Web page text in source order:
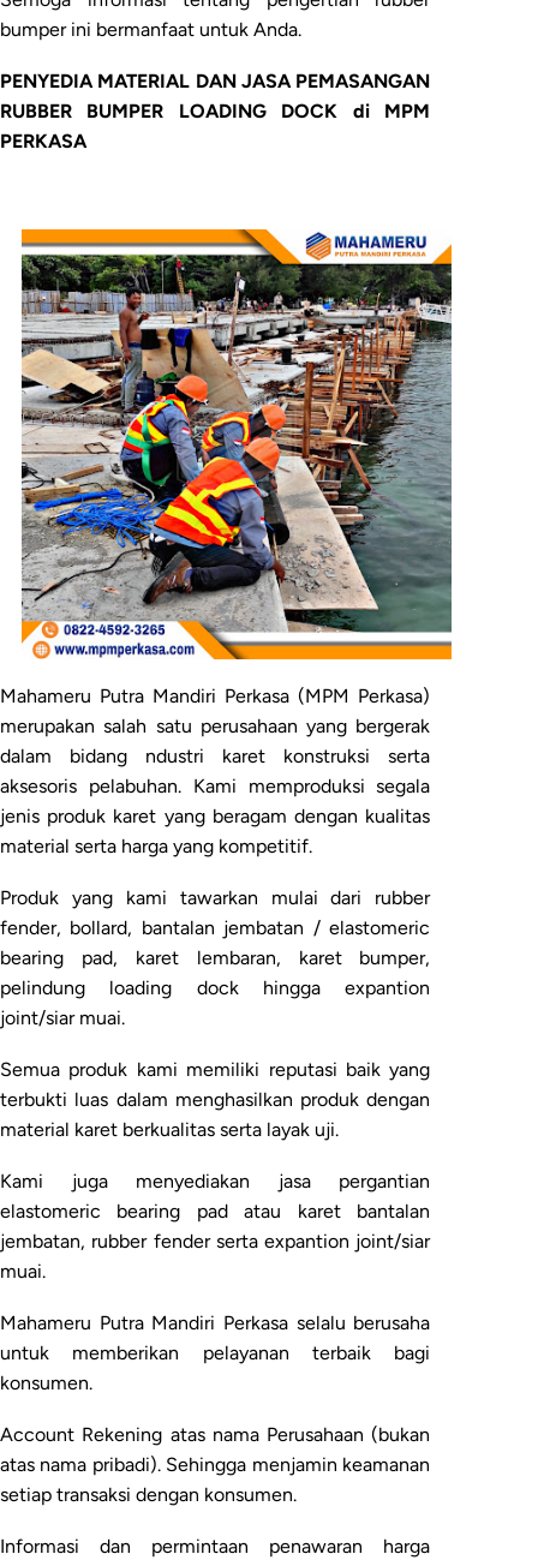
bumper ini bermanfaat untuk Anda.
PENYEDIA MATERIAL DAN JASA PEMASANGAN
RUBBER BUMPER LOADING DOCK di MPM
PERKASA
Mahameru Putra Mandiri Perkasa (MPM Perkasa)
merupakan salah satu perusahaan yang bergerak
dalam bidang ndustri karet konstruksi serta
aksesoris pelabuhan. Kami memproduksi segala
jenis produk karet yang beragam dengan kualitas
material serta harga yang kompetitif.
Produk yang kami tawarkan mulai dari rubber
fender, bollard, bantalan jembatan / elastomeric
bearing pad, karet lembaran, karet bumper,
pelindung loading dock hingga expantion
joint/siar muai.
Semua produk kami memiliki reputasi baik yang
terbukti luas dalam menghasilkan produk dengan
material karet berkualitas serta layak uji.
Kami juga menyediakan jasa pergantian
elastomeric bearing pad atau karet bantalan
jembatan, rubber fender serta expantion joint/siar
muai.
Mahameru Putra Mandiri Perkasa selalu berusaha
untuk memberikan pelayanan terbaik bagi
konsumen.
Account Rekening atas nama Perusahaan (bukan
atas nama pribadi). Sehingga menjamin keamanan
setiap transaksi dengan konsumen.
Informasi dan permintaan penawaran harga